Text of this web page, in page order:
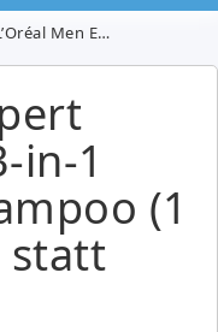
Men Expert Hydra Energy 3-in-1 Duschgel & Shampoo (1 Liter) für 5,65€ statt 6,99€
in-1
(1
statt